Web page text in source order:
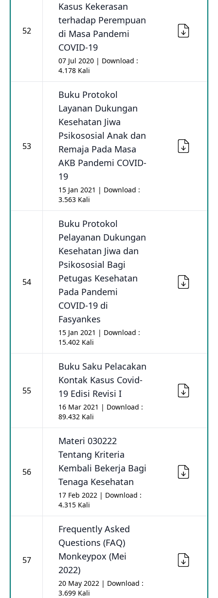
52
Kasus Kekerasan
terhadap Perempuan
di Masa Pandemi
COVID-19
07 Jul 2020 | Download :
4.178 Kali
53
Buku Protokol
Layanan Dukungan
Kesehatan Jiwa
Psikososial Anak dan
Remaja Pada Masa
AKB Pandemi COVID-
19
15 Jan 2021 | Download :
3.563 Kali
54
Buku Protokol
Pelayanan Dukungan
Kesehatan Jiwa dan
Psikososial Bagi
Petugas Kesehatan
Pada Pandemi
COVID-19 di
Fasyankes
15 Jan 2021 | Download :
15.402 Kali
55
Buku Saku Pelacakan
Kontak Kasus Covid-
19 Edisi Revisi I
16 Mar 2021 | Download :
89.432 Kali
56
Materi 030222
Tentang Kriteria
Kembali Bekerja Bagi
Tenaga Kesehatan
17 Feb 2022 | Download :
4.315 Kali
57
Frequently Asked
Questions (FAQ)
Monkeypox (Mei
2022)
20 May 2022 | Download :
3.699 Kali